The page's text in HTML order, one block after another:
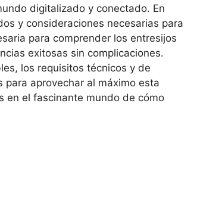
digitalizado y conectado. En
y consideraciones necesarias para
para comprender los entresijos
exitosas sin complicaciones.
los requisitos técnicos y de
aprovechar al máximo esta
en el fascinante mundo de cómo